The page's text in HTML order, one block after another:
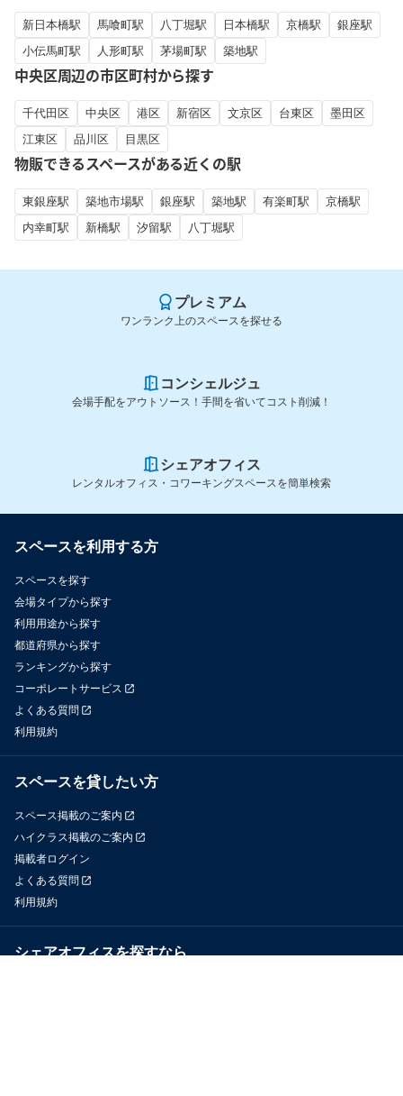
新日本橋駅 馬喰町駅 八丁堀駅 日本橋駅 京橋駅
銀座駅
小伝馬町駅
人形町駅 茅場町駅 築地駅
中央区周辺の市区町村から探す
千代田区 中央区 港区 新宿区 文京区 台東区
墨田区
江東区
品川区 目黒区
物販できるスペースがある近くの駅
東銀座駅 築地市場駅 銀座駅 築地駅 有楽町駅
京橋駅
内幸町駅
新橋駅 汐留駅 八丁堀駅
プレミアム
ワンランク上のスペースを探せる
コンシェルジュ
会場手配をアウトソース！手間を省いてコスト削減！
シェアオフィス
レンタルオフィス・コワーキングスペースを簡単検索
スペースを利用する方
スペースを探す
会場タイプから探す
利用用途から探す
都道府県から探す
ランキングから探す
コーポレートサービス
よくある質問
利用規約
スペースを貸したい方
スペース掲載のご案内
ハイクラス掲載のご案内
掲載者ログイン
よくある質問
利用規約
シェアオフィスを探すなら